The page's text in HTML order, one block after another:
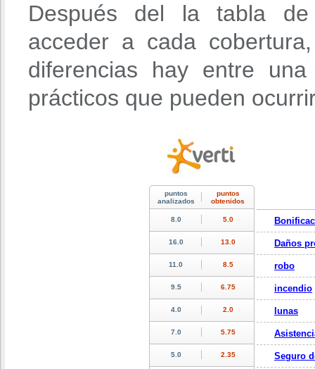
Después del la tabla de
acceder a cada
diferencias hay entre
prácticos que pueden
Daños
robo
incendio
lunas
Seguro